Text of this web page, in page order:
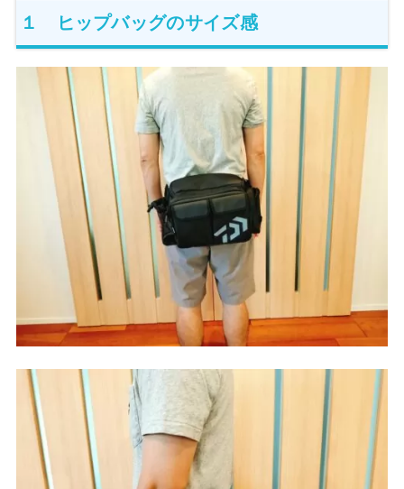
１ ヒップバッグのサイズ感